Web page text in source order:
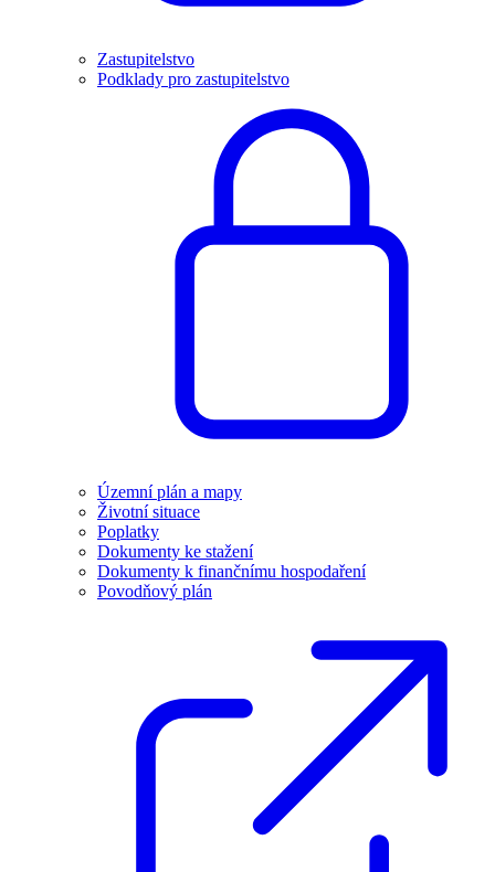
Zastupitelstvo
Podklady pro zastupitelstvo
Územní plán a mapy
Životní situace
Poplatky
Dokumenty ke stažení
Dokumenty k finančnímu hospodaření
Povodňový plán